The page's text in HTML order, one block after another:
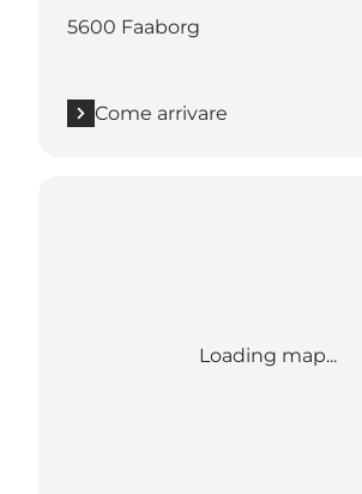
5600 Faaborg
Come arrivare
Loading map...